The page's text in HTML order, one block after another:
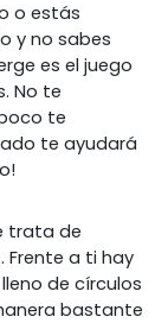
o estás
y no sabes
es el juego
No te
te
te ayudará
trata de
Frente a ti hay
de círculos
bastante